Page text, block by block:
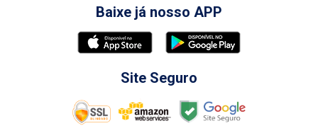
Baixe já nosso APP
Site Seguro